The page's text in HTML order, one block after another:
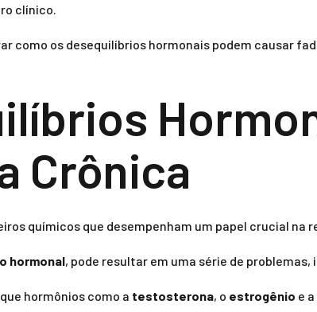
clínico.
como os desequilíbrios hormonais podem causar
Crônica
químicos que desempenham um papel crucial na
hormonal, pode resultar em uma série de
hormônios como a testosterona, o estrogênio e a